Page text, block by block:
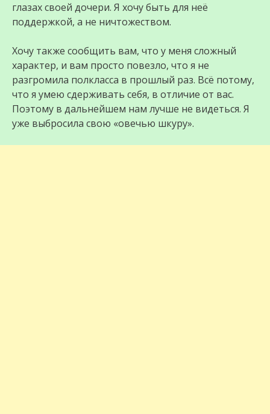
глазах своей дочери. Я хочу быть для неё
поддержкой, а не ничтожеством.
Хочу также сообщить вам, что у меня сложный
характер, и вам просто повезло, что я не
разгромила полкласса в прошлый раз. Всё потому,
что я умею сдерживать себя, в отличие от вас.
Поэтому в дальнейшем нам лучше не видеться. Я
уже выбросила свою «овечью шкуру».